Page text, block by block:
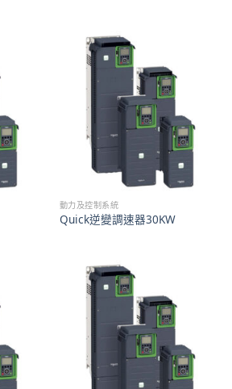
動力及控制系統
Quick逆變調速器30KW